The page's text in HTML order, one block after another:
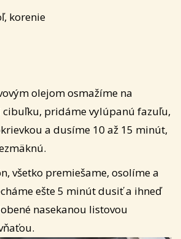
korenie
olejom osmažíme na
pridáme vylúpanú fazuľu,
a dusíme 10 až 15 minút,
všetko premiešame, osolíme a
ešte 5 minút dusiť a ihneď
nasekanou listovou